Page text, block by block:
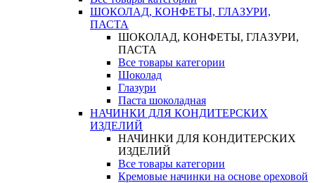
ШОКОЛАД, КОНФЕТЫ, ГЛАЗУРИ,
ПАСТА
ШОКОЛАД, КОНФЕТЫ, ГЛАЗУРИ,
ПАСТА
Все товары категории
Шоколад
Глазури
Паста шоколадная
НАЧИНКИ ДЛЯ КОНДИТЕРСКИХ
ИЗДЕЛИЙ
НАЧИНКИ ДЛЯ КОНДИТЕРСКИХ
ИЗДЕЛИЙ
Все товары категории
Кремовые начинки на основе ореховой